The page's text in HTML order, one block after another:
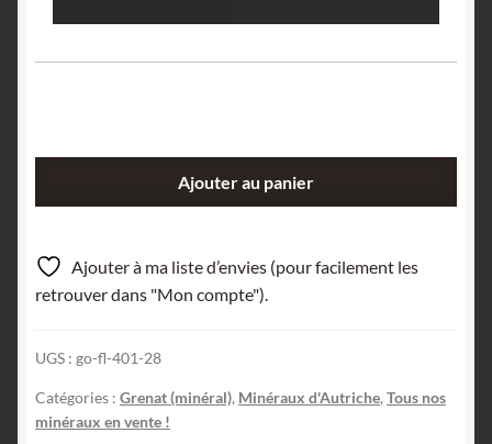
(Almandin),
Ötztal,
Autriche.
Ajouter au panier
Ajouter à ma liste d’envies (pour facilement les
retrouver dans "Mon compte").
UGS : go-fl-401-28
Catégories : Grenat (minéral), Minéraux d'Autriche, Tous nos
minéraux en vente !